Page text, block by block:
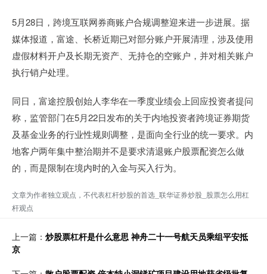
5月28日，跨境互联网券商账户合规调整迎来进一步进展。据
媒体报道，富途、长桥近期已对部分账户开展清理，涉及使用
虚假材料开户及长期无资产、无持仓的空账户，并对相关账户
执行销户处理。
同日，富途控股创始人李华在一季度业绩会上回应投资者提问
称，监管部门在5月22日发布的关于内地投资者跨境证券期货
及基金业务的行业性规则调整，是面向全行业的统一要求。内
地客户两年集中整治期并不是要求清退账户股票配资怎么做
的，而是限制在境内时的入金与买入行为。
文章为作者独立观点，不代表杠杆炒股的首选_联华证券炒股_股票怎么用杠
杆观点
上一篇： 炒股票杠杆是什么意思 神舟二十一号航天员乘组平安抵
京